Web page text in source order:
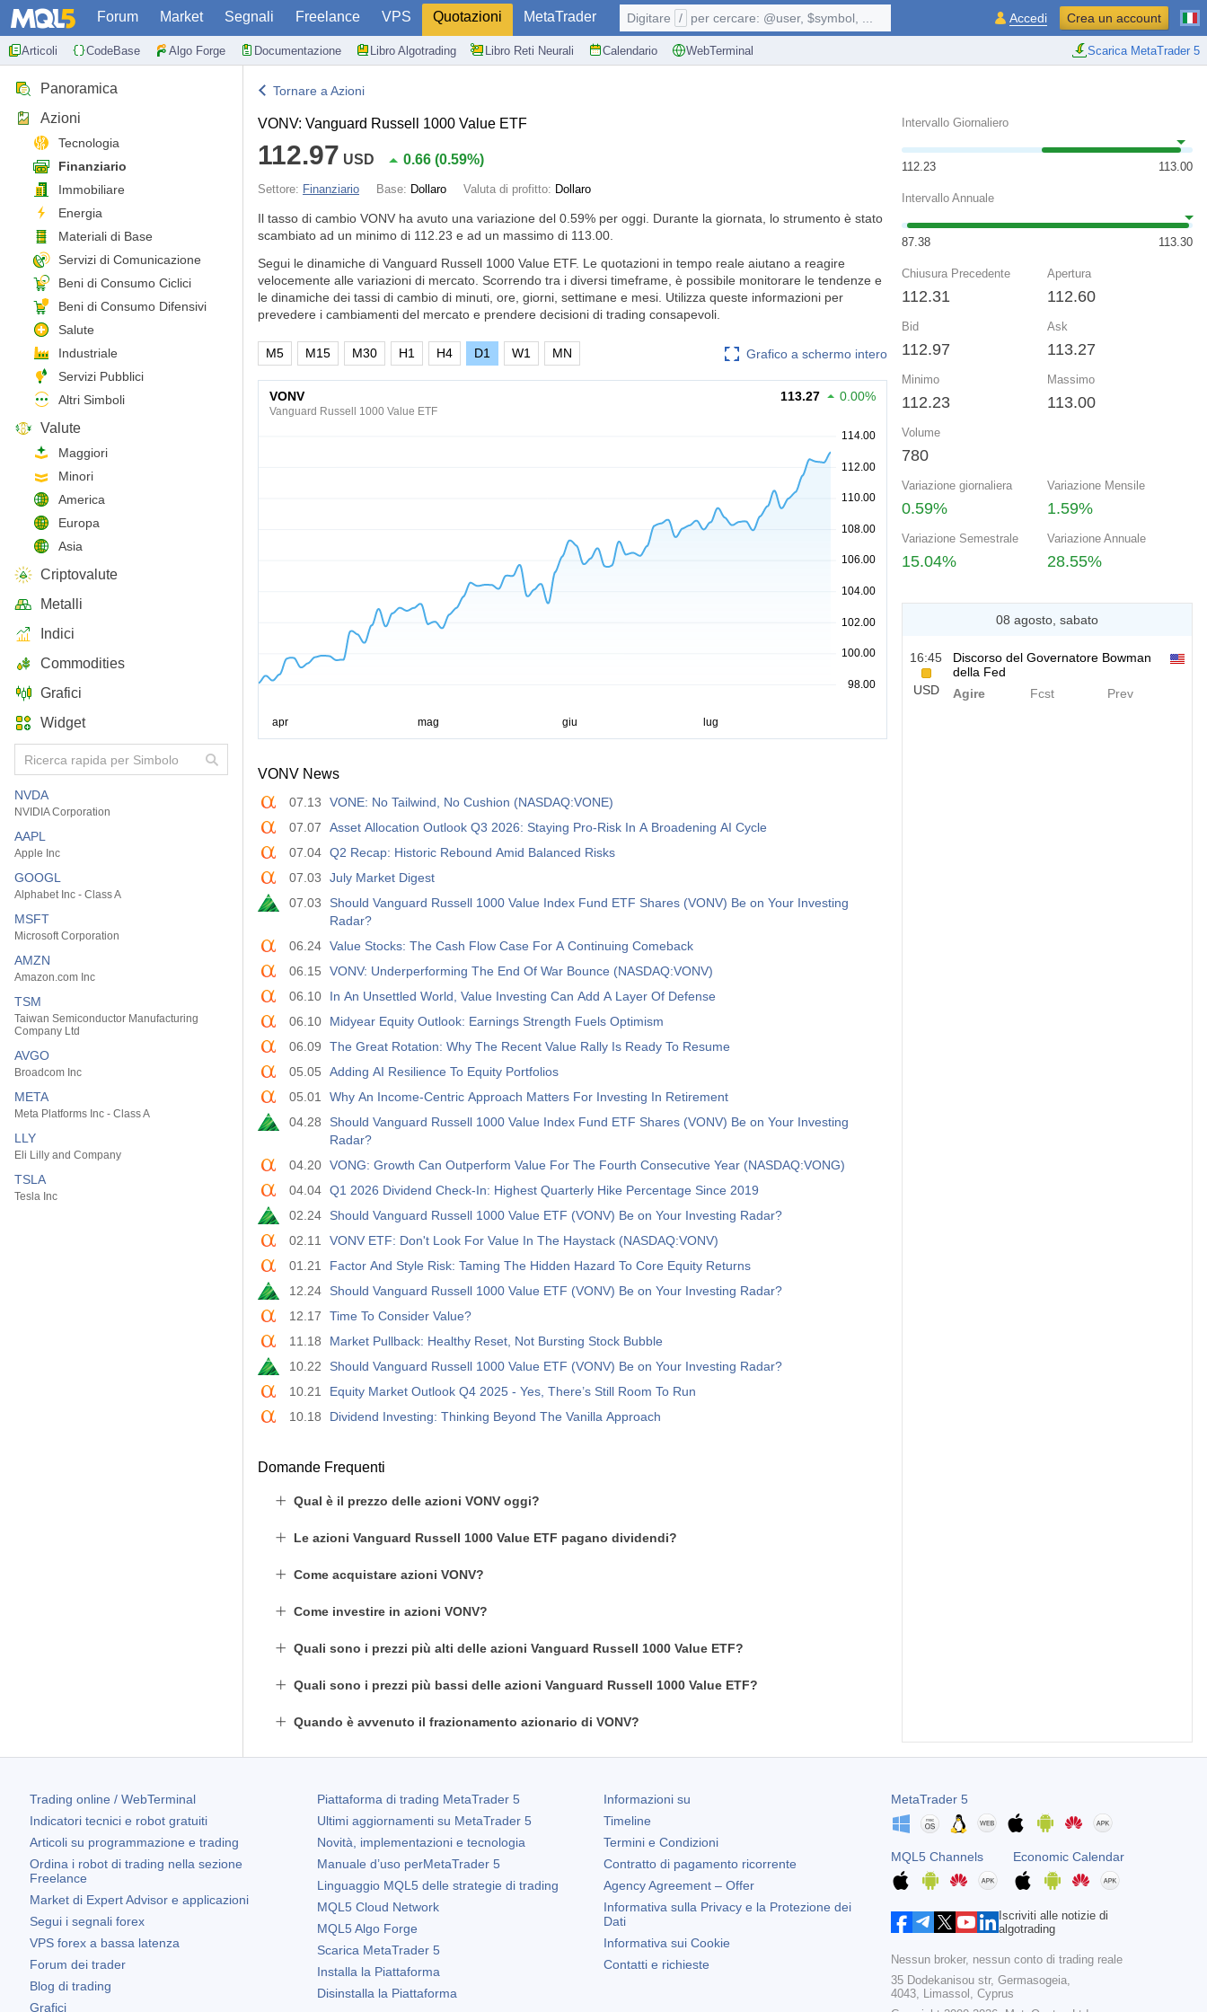
Forum Market Segnali Freelance VPS Quotazioni MetaTrader
Articoli CodeBase Algo Forge Documentazione Libro Algotrading Libro Reti Neurali Calendario WebTerminal Scarica MetaTrader 5
Digitare / per cercare: @user, $symbol, ... Accedi Crea un account
Panoramica
Azioni
Tecnologia
Finanziario
Immobiliare
Energia
Materiali di Base
Servizi di Comunicazione
Beni di Consumo Ciclici
Beni di Consumo Difensivi
Salute
Industriale
Servizi Pubblici
Altri Simboli
Valute
Maggiori
Minori
America
Europa
Asia
Criptovalute
Metalli
Indici
Commodities
Grafici
Widget
NVDA
NVIDIA Corporation
AAPL
Apple Inc
GOOGL
Alphabet Inc - Class A
MSFT
Microsoft Corporation
AMZN
Amazon.com Inc
TSM
Taiwan Semiconductor Manufacturing
Company Ltd
AVGO
Broadcom Inc
META
Meta Platforms Inc - Class A
LLY
Eli Lilly and Company
TSLA
Tesla Inc
Tornare a Azioni
VONV: Vanguard Russell 1000 Value ETF
112.97 USD 0.66 (0.59%)
Settore: Finanziario Base: Dollaro Valuta di profitto: Dollaro
Il tasso di cambio VONV ha avuto una variazione del 0.59% per oggi. Durante la giornata, lo strumento è stato
scambiato ad un minimo di 112.23 e ad un massimo di 113.00.
Segui le dinamiche di Vanguard Russell 1000 Value ETF. Le quotazioni in tempo reale aiutano a reagire
velocemente alle variazioni di mercato. Scorrendo tra i diversi timeframe, è possibile monitorare le tendenze e
le dinamiche dei tassi di cambio di minuti, ore, giorni, settimane e mesi. Utilizza queste informazioni per
prevedere i cambiamenti del mercato e prendere decisioni di trading consapevoli.
Grafico a schermo intero
M5 M15 M30 H1 H4 D1 W1 MN
VONV
Vanguard Russell 1000 Value ETF
113.27 0.00%
VONV News
07.13
VONE: No Tailwind, No Cushion (NASDAQ:VONE)
07.07
Asset Allocation Outlook Q3 2026: Staying Pro-Risk In A Broadening AI Cycle
07.04 Q2 Recap: Historic Rebound Amid Balanced Risks
07.03
July Market Digest
07.03
Should Vanguard Russell 1000 Value Index Fund ETF Shares (VONV) Be on Your Investing
Radar?
06.24 Value Stocks: The Cash Flow Case For A Continuing Comeback
06.15
VONV: Underperforming The End Of War Bounce (NASDAQ:VONV)
06.10
In An Unsettled World, Value Investing Can Add A Layer Of Defense
06.10
Midyear Equity Outlook: Earnings Strength Fuels Optimism
06.09
The Great Rotation: Why The Recent Value Rally Is Ready To Resume
05.05
Adding AI Resilience To Equity Portfolios
05.01
Why An Income-Centric Approach Matters For Investing In Retirement
04.28
Should Vanguard Russell 1000 Value Index Fund ETF Shares (VONV) Be on Your Investing
Radar?
04.20 VONG: Growth Can Outperform Value For The Fourth Consecutive Year (NASDAQ:VONG)
04.04 Q1 2026 Dividend Check-In: Highest Quarterly Hike Percentage Since 2019
02.24
Should Vanguard Russell 1000 Value ETF (VONV) Be on Your Investing Radar?
02.11
VONV ETF: Don't Look For Value In The Haystack (NASDAQ:VONV)
01.21
Factor And Style Risk: Taming The Hidden Hazard To Core Equity Returns
12.24
Should Vanguard Russell 1000 Value ETF (VONV) Be on Your Investing Radar?
12.17
Time To Consider Value?
11.18
Market Pullback: Healthy Reset, Not Bursting Stock Bubble
10.22
Should Vanguard Russell 1000 Value ETF (VONV) Be on Your Investing Radar?
10.21
Equity Market Outlook Q4 2025 - Yes, There’s Still Room To Run
10.18
Dividend Investing: Thinking Beyond The Vanilla Approach
Domande Frequenti
Qual è il prezzo delle azioni VONV oggi?
Le azioni Vanguard Russell 1000 Value ETF pagano dividendi?
Come acquistare azioni VONV?
Come investire in azioni VONV?
Quali sono i prezzi più alti delle azioni Vanguard Russell 1000 Value ETF?
Quali sono i prezzi più bassi delle azioni Vanguard Russell 1000 Value ETF?
Quando è avvenuto il frazionamento azionario di VONV?
Intervallo Giornaliero
112.23 113.00
Intervallo Annuale
87.38 113.30
Chiusura Precedente
112.31
Apertura
112.60
Bid
112.97
Ask
113.27
Minimo
112.23
Massimo
113.00
Volume
780
Variazione giornaliera
0.59%
Variazione Mensile
1.59%
Variazione Semestrale
15.04%
Variazione Annuale
28.55%
08 agosto, sabato
16:45
USD
Discorso del Governatore Bowman
della Fed
Agire
Fcst Prev
Trading online / WebTerminal
Indicatori tecnici e robot gratuiti
Articoli su programmazione e trading
Ordina i robot di trading nella sezione
Freelance
Market di Expert Advisor e applicazioni
Segui i segnali forex
VPS forex a bassa latenza
Forum dei trader
Blog di trading
Grafici
Piattaforma di trading MetaTrader 5
Ultimi aggiornamenti su MetaTrader 5
Novità, implementazioni e tecnologia
Manuale d’uso perMetaTrader 5
Linguaggio MQL5 delle strategie di trading
MQL5 Cloud Network
MQL5 Algo Forge
Scarica MetaTrader 5
Installa la Piattaforma
Disinstalla la Piattaforma
Informazioni su
Timeline
Termini e Condizioni
Contratto di pagamento ricorrente
Agency Agreement – Offer
Informativa sulla Privacy e la Protezione dei
Dati
Informativa sui Cookie
Contatti e richieste
MetaTrader 5
MQL5 Channels Economic Calendar
Iscriviti alle notizie di
algotrading
Nessun broker, nessun conto di trading reale
35 Dodekanisou str, Germasogeia,
4043, Limassol, Cyprus